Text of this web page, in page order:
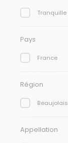
Tranquille
Pays
France
Région
Beaujolais
Appellation